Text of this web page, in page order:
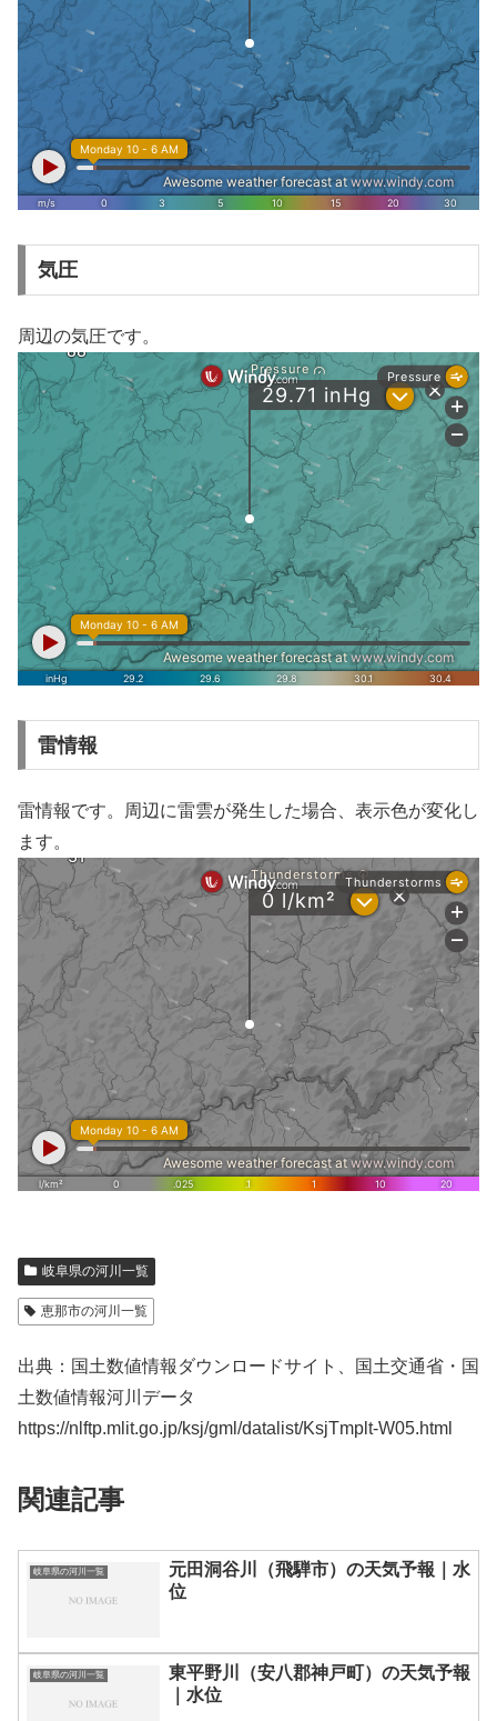
気圧
周辺の気圧です。
雷情報
雷情報です。周辺に雷雲が発生した場合、表示色が変化し
ます。
岐阜県の河川一覧
恵那市の河川一覧
出典：国土数値情報ダウンロードサイト、国土交通省・国
土数値情報河川データ
https://nlftp.mlit.go.jp/ksj/gml/datalist/KsjTmplt-W05.html
関連記事
岐阜県の河川一覧
元田洞谷川（飛騨市）の天気予報｜水
位
岐阜県の河川一覧
東平野川（安八郡神戸町）の天気予報
｜水位